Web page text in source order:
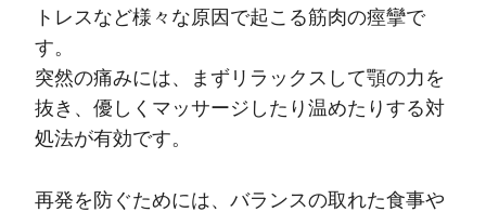
トレスなど様々な原因で起こる筋肉の痙攣で
す。
突然の痛みには、まずリラックスして顎の力を
抜き、優しくマッサージしたり温めたりする対
処法が有効です。
再発を防ぐためには、バランスの取れた食事や